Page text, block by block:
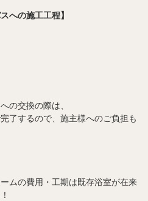
への施工工程】
の交換の際は、
了するので、施主様へのご負担も
ムの費用・工期は既存浴室が在来